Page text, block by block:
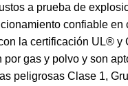
a prueba de
confiable en
la certificación UL® y
gas y polvo y son
peligrosas Clase 1,